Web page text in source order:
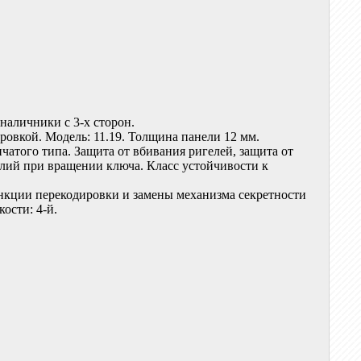
с 3-х сторон.
Модель: 11.19. Толщина панели 12 мм.
типа. Защита от вбивания ригелей, защита от
при вращении ключа. Класс устойчивости к
перекодировки и замены механизма секретности
4-й.